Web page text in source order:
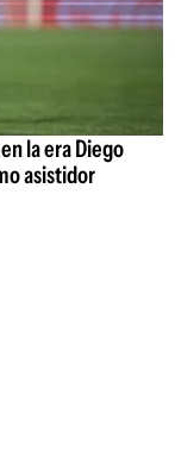
la era Diego
asistidor